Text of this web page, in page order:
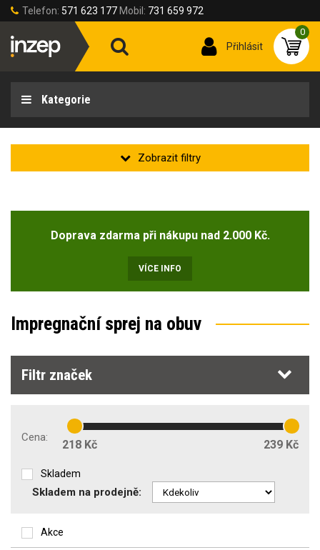
Telefon: 571 623 177 Mobil: 731 659 972
Přihlásit
0
Kategorie
Doprava zdarma při nákupu nad 2.000 Kč.
VÍCE INFO
Impregnační sprej na obuv
Filtr značek
Cena:
218 Kč 239 Kč
Skladem
Skladem na prodejně:
Akce